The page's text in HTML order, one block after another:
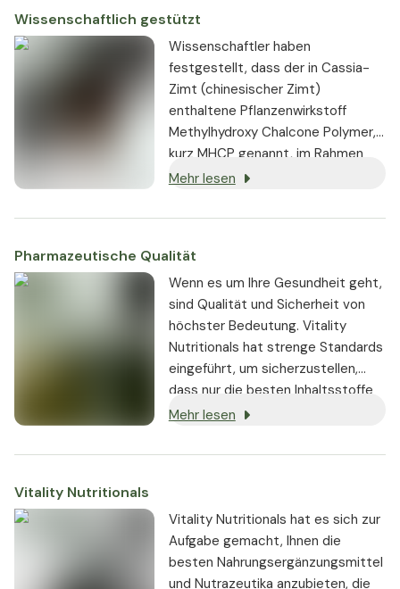
Wissenschaftlich gestützt
Wissenschaftler haben
festgestellt, dass der in Cassia-
Zimt (chinesischer Zimt)
enthaltene Pflanzenwirkstoff
Methylhydroxy Chalcone Polymer,
kurz MHCP genannt, im Rahmen
eines Diätplans den
beeinflussen kann.
Mehr lesen
Pharmazeutische Qualität
Wenn es um Ihre Gesundheit geht,
sind Qualität und Sicherheit von
höchster Bedeutung. Vitality
Nutritionals hat strenge Standards
eingeführt, um sicherzustellen,
dass nur die besten Inhaltsstoffe
von seriösen Lieferanten bezogen
werden:
Mehr lesen
Vitality Nutritionals
Vitality Nutritionals hat es sich zur
Aufgabe gemacht, Ihnen die
besten Nahrungsergänzungsmittel
und Nutrazeutika anzubieten, die